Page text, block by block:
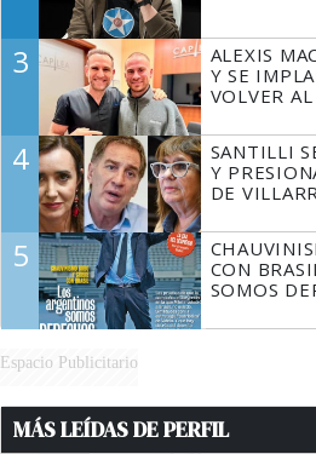
3
ALEXIS
Y SE
VOLVER
4
SANTILLI
Y
DE
5
CON
SOMOS
Espacio Publicitario
MÁS LEÍDAS DE PERFIL